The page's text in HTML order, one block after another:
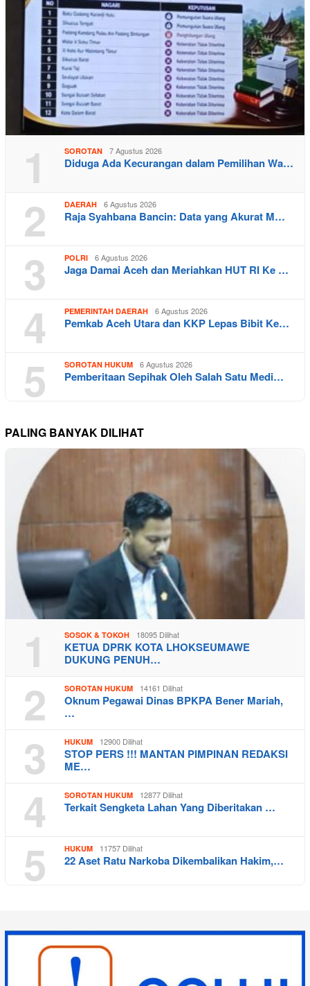
1 SOROTAN 7 Agustus 2026
Diduga Ada Kecurangan dalam Pemilihan Wa…
2 DAERAH 6 Agustus 2026
Raja Syahbana Bancin: Data yang Akurat M…
3 POLRI 6 Agustus 2026
Jaga Damai Aceh dan Meriahkan HUT RI Ke …
4 PEMERINTAH DAERAH 6 Agustus 2026
Pemkab Aceh Utara dan KKP Lepas Bibit Ke…
5 SOROTAN HUKUM 6 Agustus 2026
Pemberitaan Sepihak Oleh Salah Satu Medi…
PALING BANYAK DILIHAT
1 SOSOK & TOKOH 18095 Dilihat
KETUA DPRK KOTA LHOKSEUMAWE
DUKUNG PENUH…
2 SOROTAN HUKUM 14161 Dilihat
Oknum Pegawai Dinas BPKPA Bener Mariah,
…
3 HUKUM 12900 Dilihat
STOP PERS !!! MANTAN PIMPINAN REDAKSI
ME…
4 SOROTAN HUKUM 12877 Dilihat
Terkait Sengketa Lahan Yang Diberitakan …
5 HUKUM 11757 Dilihat
22 Aset Ratu Narkoba Dikembalikan Hakim,…